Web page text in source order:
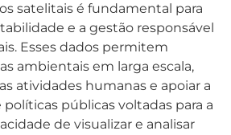
satelitais é fundamental para
e a gestão responsável
Esses dados permitem
ambientais em larga escala,
atividades humanas e apoiar a
públicas voltadas para a
de visualizar e analisar